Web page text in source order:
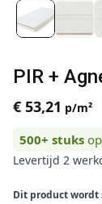
PIR +
€ 53,21 p/m²
500+ stuks
Levertijd 2
Dit product wordt